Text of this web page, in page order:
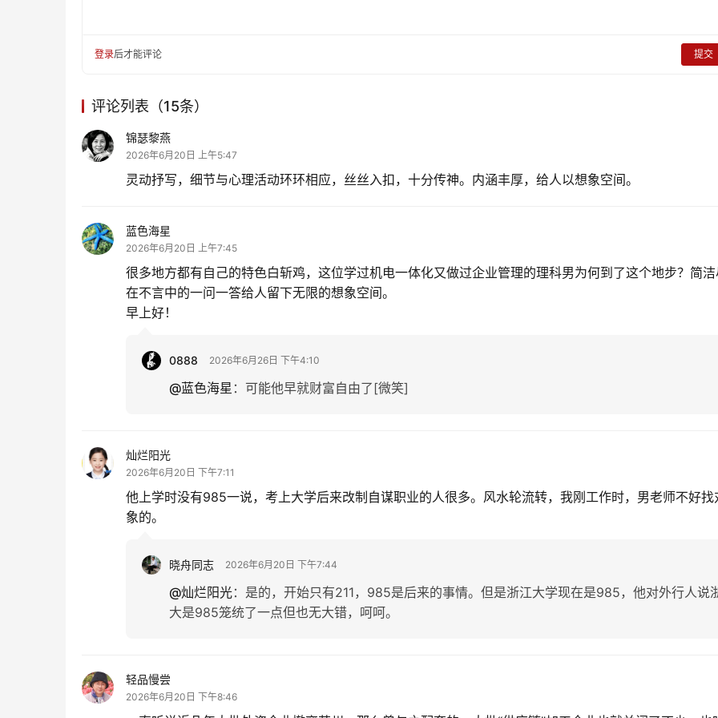
登录后才能评论 提交
评论列表（15条）
锦瑟黎燕
2026年6月20日 上午5:47
灵动抒写，细节与心理活动环环相应，丝丝入扣，十分传神。内涵丰厚，给人以想象空间。
蓝色海星
2026年6月20日 上午7:45
很多地方都有自己的特色白斩鸡，这位学过机电一体化又做过企业管理的理科男为何到了这个地步？简
在不言中的一问一答给人留下无限的想象空间。
早上好！
0888 2026年6月26日 下午4:10
@蓝色海星 ： 可能他早就财富自由了[微笑]
灿烂阳光
2026年6月20日 下午7:11
他上学时没有985一说，考上大学后来改制自谋职业的人很多。风水轮流转，我刚工作时，男老师不好找
象的。
晓舟同志 2026年6月20日 下午7:44
@灿烂阳光： 是的，开始只有211，985是后来的事情。但是浙江大学现在是985，他对外行人说
大是985笼统了一点但也无大错，呵呵。
轻品慢尝
2026年6月20日 下午8:46